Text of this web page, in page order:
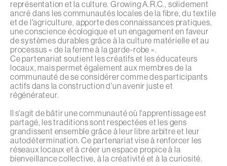
représentation et la culture. Growing A.R.C., solidement
ancré dans les communautés locales de la fibre, du textile
et de l'agriculture, apporte des connaissances pratiques,
une conscience écologique et un engagement en faveur
de systèmes durables grâce à la culture matérielle et au
processus « de la ferme à la garde-robe ».
Ce partenariat soutient les créatifs et les éducateurs
locaux, mais permet également aux membres de la
communauté de se considérer comme des participants
actifs dans la construction d'un avenir juste et
régénérateur.
Il s'agit de bâtir une communauté où l'apprentissage est
partagé, les traditions sont respectées et les gens
grandissent ensemble grâce à leur libre arbitre et leur
autodétermination. Ce partenariat vise à renforcer les
réseaux locaux et à créer un espace propice à la
bienveillance collective, à la créativité et à la curiosité.